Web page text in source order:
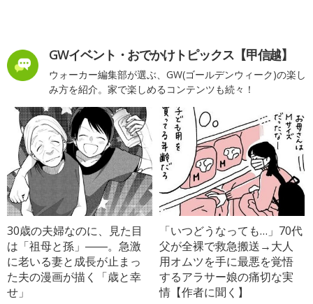
GWイベント・おでかけトピックス【甲信越】
ウォーカー編集部が選ぶ、GW(ゴールデンウィーク)の楽し
み方を紹介。家で楽しめるコンテンツも続々！
30歳の夫婦なのに、見た目
は「祖母と孫」――。急激
に老いる妻と成長が止まっ
た夫の漫画が描く「歳と幸
せ」
「いつどうなっても…」70代
父が全裸で救急搬送→大人
用オムツを手に最悪を覚悟
するアラサー娘の痛切な実
情【作者に聞く】